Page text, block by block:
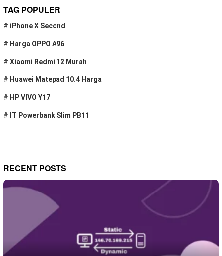
TAG POPULER
# iPhone X Second
# Harga OPPO A96
# Xiaomi Redmi 12 Murah
# Huawei Matepad 10.4 Harga
# HP VIVO Y17
# IT Powerbank Slim PB11
RECENT POSTS